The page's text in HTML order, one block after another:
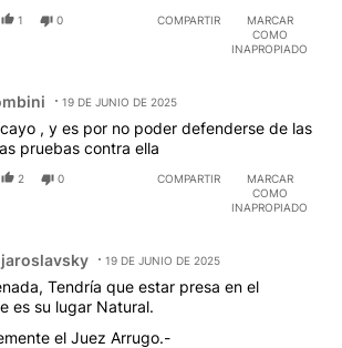
1 0 COMPARTIR
MARCAR
COMO
INAPROPIADO
19 DE JUNIO DE 2025
, y es por no poder defenderse de las
pruebas contra ella
2 0 COMPARTIR
MARCAR
COMO
INAPROPIADO
maria jaroslavsky.
19 DE JUNIO DE 2025
Tendría que estar presa en el
es su lugar Natural.
el Juez Arrugo.-